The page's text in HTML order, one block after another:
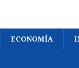
ECONOMÍA